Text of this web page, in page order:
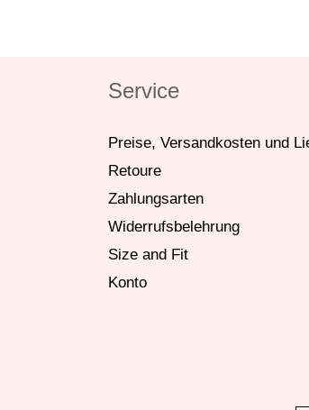
Service
Preise, Versandkosten und
Retoure
Zahlungsarten
Widerrufsbelehrung
Size and Fit
Konto